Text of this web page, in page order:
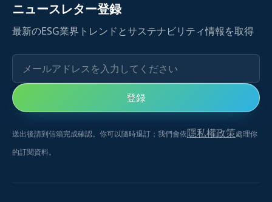
ニュースレター登録
最新のESG業界トレンドとサステナビリティ情報を取得
メールアドレスを入力してください
登録
送出後請到信箱完成確認。你可以隨時退訂；我們會依隱私權政策處理你
的訂閱資料。